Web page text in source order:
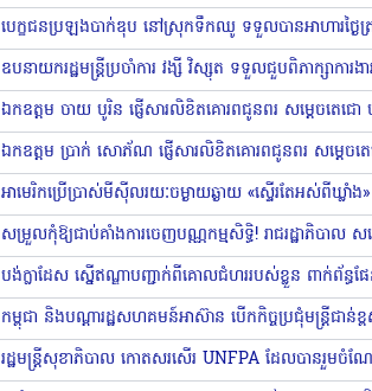
បេក្ខជនប្រឡងបាក់ឌុប នៅស្រុកទឹកឈូ ទទួលបានអាហារថ្ងៃ
ឯកឧត្តម ចាយ បូរិន ផ្ញើសារលិខិតគោរពជូនពរ សម្ដេចតេជ
ឯកឧត្តម ប្រាក់ សោភ័ណ ផ្ញើសារលិខិតគោរពជូនពរ សម្ដេច
កម្ពុជា និងបណ្ដារដ្ឋសហគមន៍អាស៊ាន បើកកិច្ចប្រជុំមន្ត្រីជ